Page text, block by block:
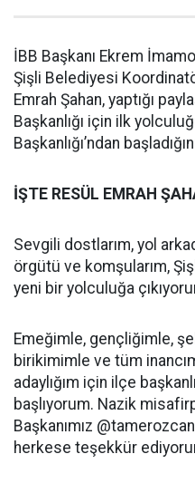
İBB Başkanı Ekrem
Şişli Belediyesi
Emrah Şahan, yaptığı
Başkanlığı için ilk
Başkanlığı’ndan
İŞTE RESÜL EMRAH
Sevgili dostlarım, yol
örgütü ve komşularım,
yeni bir yolculuğa
Emeğimle, gençliğimle,
birikimimle ve tüm
adaylığım için ilçe
başlıyorum. Nazik
Başkanımız
herkese teşekkür